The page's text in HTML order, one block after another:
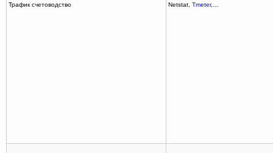
Трафик счетоводство Netstat, Tmeter,…